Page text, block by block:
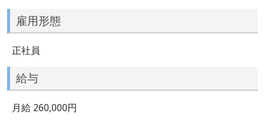
雇用形態
正社員
給与
月給 260,000円